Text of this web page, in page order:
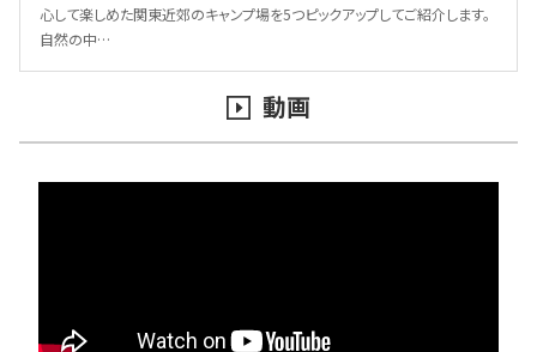
心して楽しめた関東近郊のキャンプ場を5つピックアップしてご紹介します。
自然の中…
動画